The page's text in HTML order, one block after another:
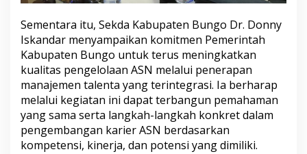
Sementara itu, Sekda Kabupaten Bungo Dr. Donny
Iskandar menyampaikan komitmen Pemerintah
Kabupaten Bungo untuk terus meningkatkan
kualitas pengelolaan ASN melalui penerapan
manajemen talenta yang terintegrasi. Ia berharap
melalui kegiatan ini dapat terbangun pemahaman
yang sama serta langkah-langkah konkret dalam
pengembangan karier ASN berdasarkan
kompetensi, kinerja, dan potensi yang dimiliki.